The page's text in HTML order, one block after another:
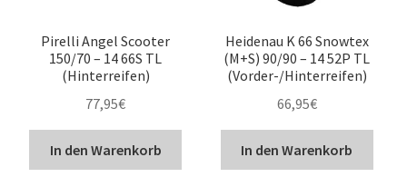
Pirelli Angel Scooter
150/70 – 14 66S TL
(Hinterreifen)
77,95€
In den Warenkorb
Heidenau K 66 Snowtex
(M+S) 90/90 – 14 52P TL
(Vorder-/Hinterreifen)
66,95€
In den Warenkorb